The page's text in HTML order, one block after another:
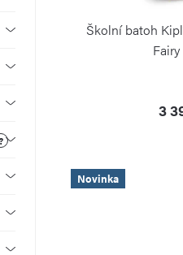
ů
k
t
Školní batoh
3
Novinka